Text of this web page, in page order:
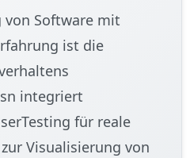
von Software mit
ist die
integriert
für reale
Visualisierung von